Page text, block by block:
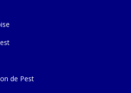
de Pest